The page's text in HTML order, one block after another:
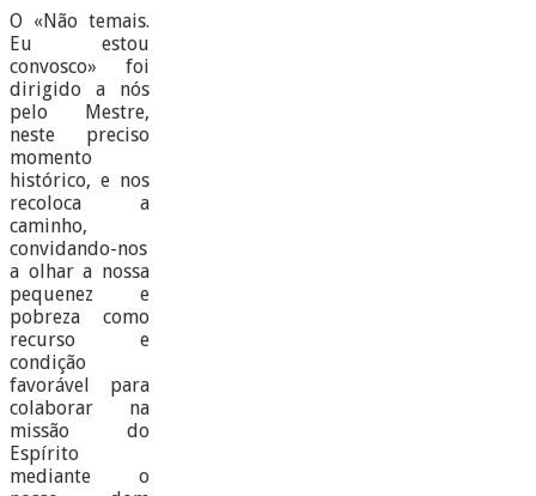
O «Não temais.
Eu estou
convosco» foi
dirigido a nós
pelo Mestre,
neste preciso
momento
histórico, e nos
recoloca a
caminho,
convidando-nos
a olhar a nossa
pequenez e
pobreza como
recurso e
condição
favorável para
colaborar na
missão do
Espírito
mediante o